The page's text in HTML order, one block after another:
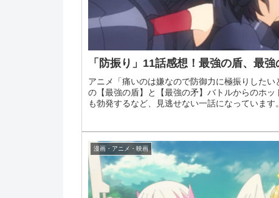
「防振り」11話感想！最強の盾、最
アニメ「痛いのは嫌なので防御力に極振りした
の【最強の盾】と【最強の矛】バトルからのホ
も勃発するなど、見逃せない一話になっています
漫画・アニメ・映画